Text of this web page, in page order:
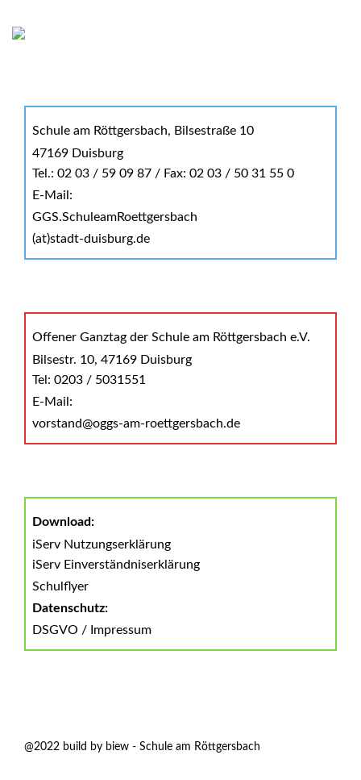
Schule am Röttgersbach, Bilsestraße 10
47169 Duisburg
Tel.: 02 03 / 59 09 87 / Fax: 02 03 / 50 31 55 0
E-Mail:
GGS.SchuleamRoettgersbach
(at)stadt-duisburg.de
Offener Ganztag der Schule am Röttgersbach e.V.
Bilsestr. 10, 47169 Duisburg
Tel: 0203 / 5031551
E-Mail:
vorstand@oggs-am-roettgersbach.de
Download:
iServ Nutzungserklärung
iServ Einverständniserklärung
Schulflyer
Datenschutz:
DSGVO / Impressum
@2022 build by biew - Schule am Röttgersbach